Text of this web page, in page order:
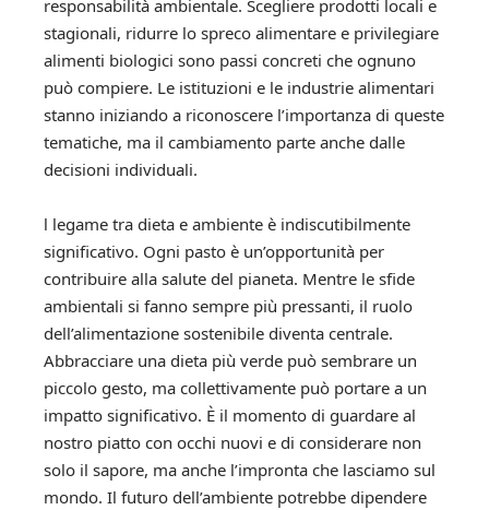
responsabilità ambientale. Scegliere prodotti locali e
stagionali, ridurre lo spreco alimentare e privilegiare
alimenti biologici sono passi concreti che ognuno
può compiere. Le istituzioni e le industrie alimentari
stanno iniziando a riconoscere l’importanza di queste
tematiche, ma il cambiamento parte anche dalle
decisioni individuali.
l legame tra dieta e ambiente è indiscutibilmente
significativo. Ogni pasto è un’opportunità per
contribuire alla salute del pianeta. Mentre le sfide
ambientali si fanno sempre più pressanti, il ruolo
dell’alimentazione sostenibile diventa centrale.
Abbracciare una dieta più verde può sembrare un
piccolo gesto, ma collettivamente può portare a un
impatto significativo. È il momento di guardare al
nostro piatto con occhi nuovi e di considerare non
solo il sapore, ma anche l’impronta che lasciamo sul
mondo. Il futuro dell’ambiente potrebbe dipendere